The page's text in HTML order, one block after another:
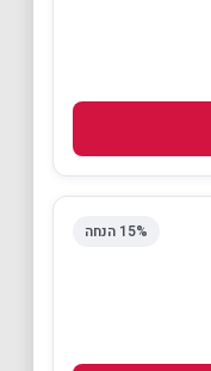
15% הנחה